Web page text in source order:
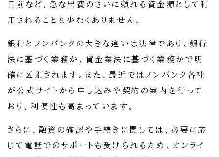
日前など、急な出費のさいに頼れる資金源として利
用されることも少なくありません。
銀行とノンバンクの大きな違いは法律であり、銀行
法に基づく業務か、貸金業法に基づく業務かで明
確に区別されます。また、最近ではノンバンク各社
が公式サイトから申し込みや契約の案内を行って
おり、利便性も高まっています。
さらに、融資の確認や手続きに関しては、必要に応
じて電話でのサポートも受けられるため、オンライ